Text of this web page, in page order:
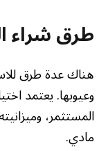
طرق شراء
هناك عدة طرق
وعيوبها. يعتمد
المستثمر،
مادي.